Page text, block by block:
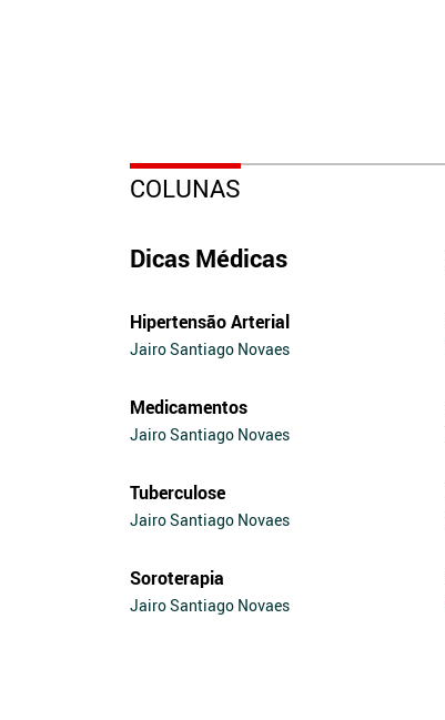
COLUNAS
Dicas Médicas
Hipertensão Arterial
Jairo Santiago Novaes
Medicamentos
Jairo Santiago Novaes
Tuberculose
Jairo Santiago Novaes
Soroterapia
Jairo Santiago Novaes